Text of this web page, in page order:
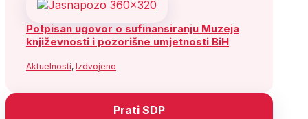
Potpisan ugovor o sufinansiranju Muzeja
književnosti i pozorišne umjetnosti BiH
Aktuelnosti, Izdvojeno
Prati SDP